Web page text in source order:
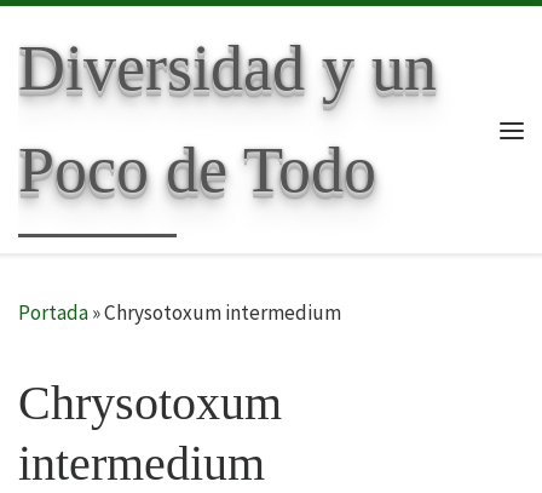
Diversidad y un
Poco de Todo
Portada»Chrysotoxum intermedium
Chrysotoxum
intermedium